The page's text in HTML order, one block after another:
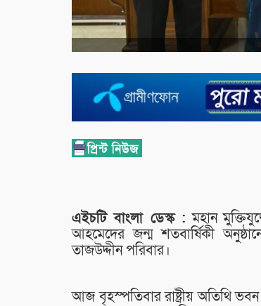
এইচটি বাংলা ডেস্ক : মহান
আহমেদের জন্ম শতবার্ষিকী
তাজউদ্দীন পরিবার।
আজ বৃহস্পতিবার রাষ্ট্রীয় অতিথি